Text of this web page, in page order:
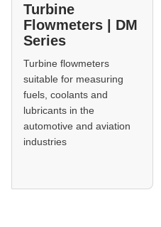
Turbine
Flowmeters | DM
Series
Turbine flowmeters
suitable for measuring
fuels, coolants and
lubricants in the
automotive and aviation
industries